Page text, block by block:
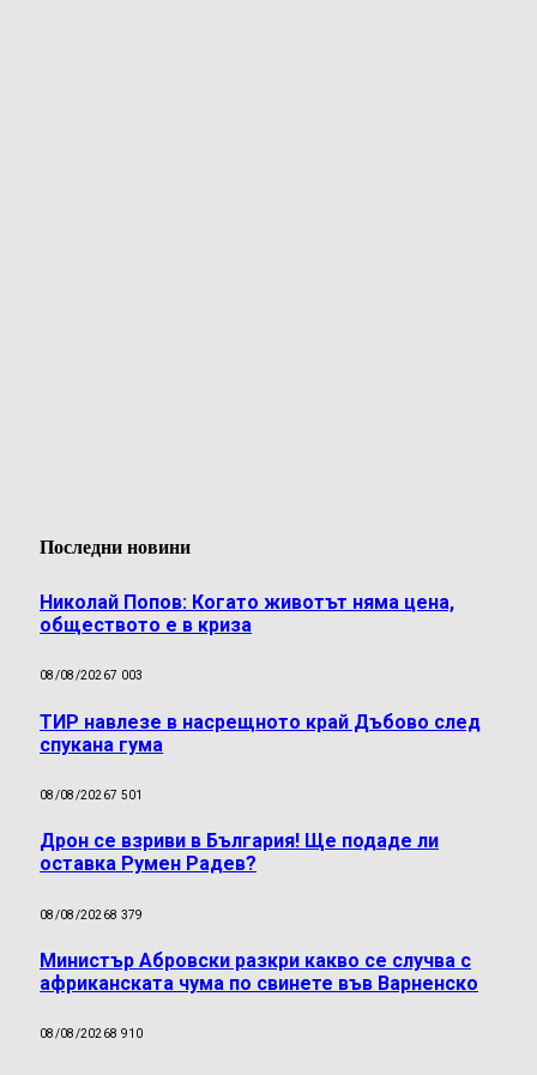
Последни новини
Николай Попов: Когато животът няма цена,
обществото е в криза
08/08/20267 003
ТИР навлезе в насрещното край Дъбово след
спукана гума
08/08/20267 501
Дрон се взриви в България! Ще подаде ли
оставка Румен Радев?
08/08/20268 379
Министър Абровски разкри какво се случва с
африканската чума по свинете във Варненско
08/08/20268 910